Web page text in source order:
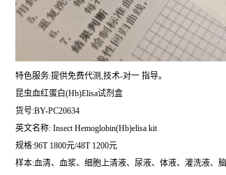
特色服务:提供免费代测,技术-对一 指导。
昆虫血红蛋白(Hb)Elisa试剂盒
货号:BY-PC20634
英文名称: Insect Hemoglobin(Hb)elisa kit
规格:96T 1800元/48T 1200元
样本:血清、血浆、细胞上清液、尿液、体液、灌洗液、